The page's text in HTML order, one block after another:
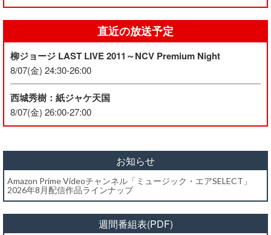
直近の放送予定
柳ジョージ LAST LIVE 2011～NCV Premium Night
8/07(金) 24:30-26:00
西城秀樹：紙ジャケ天国
8/07(金) 26:00-27:00
お知らせ
Amazon Prime Videoチャンネル「ミュージック・エアSELECT」
2026年8月配信作品ラインナップ
週間番組表(PDF)